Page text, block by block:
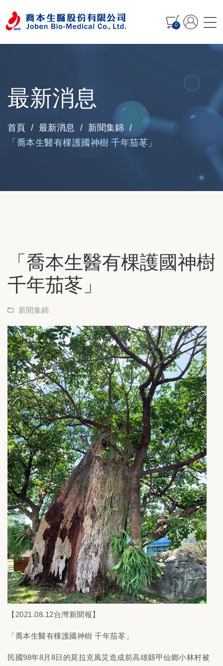
0
最新消息
首頁 最新消息 新聞集錦
「喬本生醫有棵護國神樹 千年茄苳」
「喬本生醫有棵護國神樹
千年茄苳」
新聞集錦
【2021.08.12台灣新聞報】
「喬本生醫有棵護國神樹 千年茄苳」
民國98年8月8日的莫拉克風災造成前高雄縣甲仙鄉小林村被